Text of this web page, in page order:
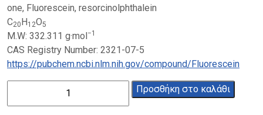
one, Fluorescein, resorcinolphthalein
C20H12O5
M.W: 332.311 g·mol−1
CAS Registry Number: 2321-07-5
https://pubchem.ncbi.nlm.nih.gov/compound/Fluorescein
Φλουορεσκεΐνη
Προσθήκη στο καλάθι